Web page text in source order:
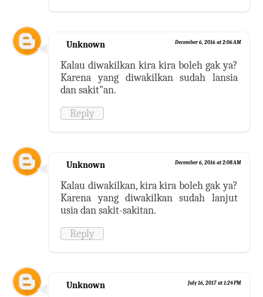
Unknown December 6, 2016 at 2:06 AM
Kalau diwakilkan kira kira boleh gak ya?
Karena yang diwakilkan sudah lansia
dan sakit"an.
Reply
Unknown December 6, 2016 at 2:08 AM
Kalau diwakilkan, kira kira boleh gak ya?
Karena yang diwakilkan sudah lanjut
usia dan sakit-sakitan.
Reply
Unknown July 16, 2017 at 1:24 PM